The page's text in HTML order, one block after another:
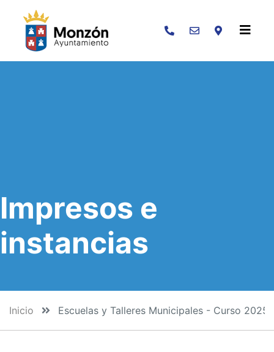
Buscar
Impresos e
instancias
Inicio Escuelas y Talleres Municipales - Curso